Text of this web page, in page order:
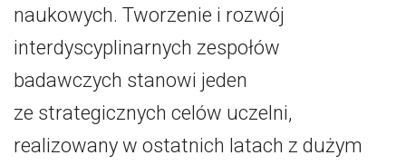
naukowych. Tworzenie i rozwój
interdyscyplinarnych zespołów
badawczych stanowi jeden
ze strategicznych celów uczelni,
realizowany w ostatnich latach z dużym